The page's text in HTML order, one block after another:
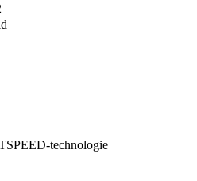
technologie